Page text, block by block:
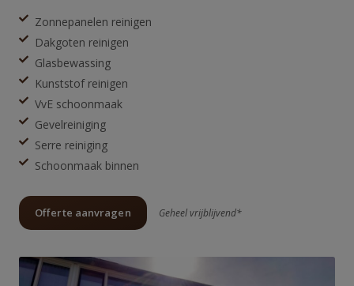
Zonnepanelen reinigen
Dakgoten reinigen
Glasbewassing
Kunststof reinigen
VvE schoonmaak
Gevelreiniging
Serre reiniging
Schoonmaak binnen
Offerte aanvragen Geheel vrijblijvend*